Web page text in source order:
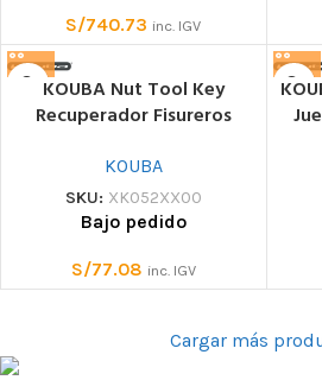
S/740.73 inc. IGV
KOUBA Nut Tool Key
Recuperador Fisureros
KOUBA
SKU: XK052XX00
Bajo pedido
S/77.08 inc. IGV
Cargar más